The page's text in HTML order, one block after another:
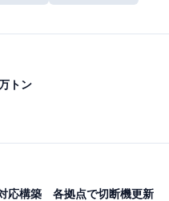
トン
応構築 各拠点で切断機更新